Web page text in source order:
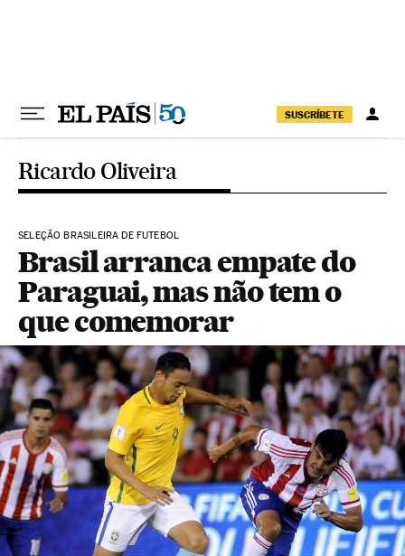
SUSCRÍBETE
Ricardo Oliveira
SELEÇÃO BRASILEIRA DE FUTEBOL
Brasil arranca empate do
Paraguai, mas não tem o
que comemorar